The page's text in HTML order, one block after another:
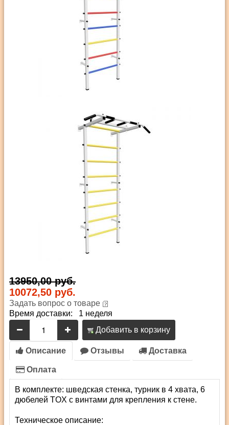
13950,00 руб.
10072,50 руб.
Задать вопрос о товаре
Время доставки: 1 неделя
Добавить в корзину
Описание Отзывы Доставка
Оплата
В комплекте: шведская стенка, турник в 4 хвата, 6
дюбелей TOX с винтами для крепления к стене.
Техническое описание: